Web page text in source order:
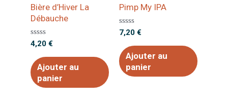
Bière d’Hiver La
Débauche
Note
sur
5
4,20 €
Ajouter au
panier
Pimp My IPA
Note
sur
5
7,20 €
Ajouter au
panier